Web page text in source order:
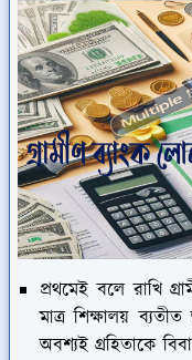
প্রথমেই বলে রাখি
মাত্র শিক্ষালয়
অবশ্যই গ্রহিতাকে